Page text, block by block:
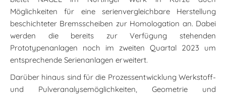
Möglichkeiten für eine serienvergleichbare Herstellung
beschichteter Bremsscheiben zur Homologation an. Dabei
werden die bereits zur Verfügung stehenden
Prototypenanlagen noch im zweiten Quartal 2023 um
entsprechende Serienanlagen erweitert.
Darüber hinaus sind für die Prozessentwicklung Werkstoff-
und Pulveranalysemöglichkeiten, Geometrie und